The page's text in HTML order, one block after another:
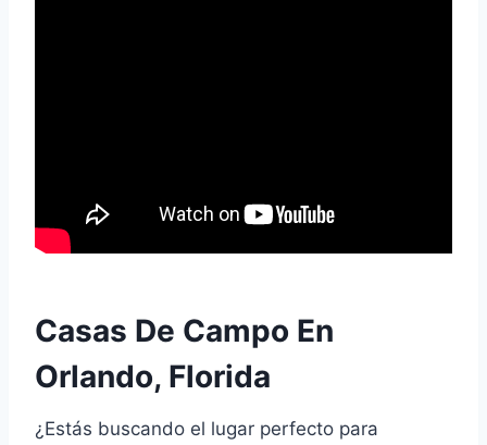
Casas De Campo En
Orlando, Florida
¿Estás buscando el lugar perfecto para